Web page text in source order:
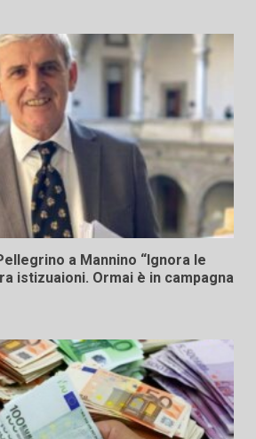
a Mannino “Ignora le
istizuaioni. Ormai è in campagna